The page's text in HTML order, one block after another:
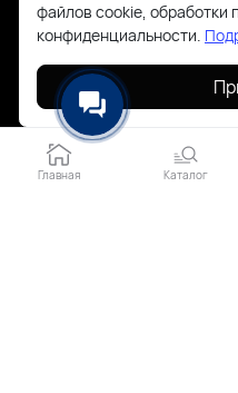
+7(925)143-70-18
order@todayfashion.ru
Смольная 63Б пав к14
Главная Каталог
файлов cookie, обработки
конфиденциальности.